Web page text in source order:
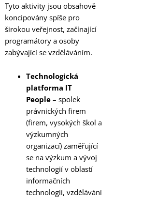
Tyto aktivity jsou obsahově
koncipovány spíše pro
širokou veřejnost, začínající
programátory a osoby
zabývající se vzděláváním.
Technologická
platforma IT
People – spolek
právnických firem
(firem, vysokých škol a
výzkumných
organizací) zaměřující
se na výzkum a vývoj
technologií v oblastí
informačních
technologií, vzdělávání